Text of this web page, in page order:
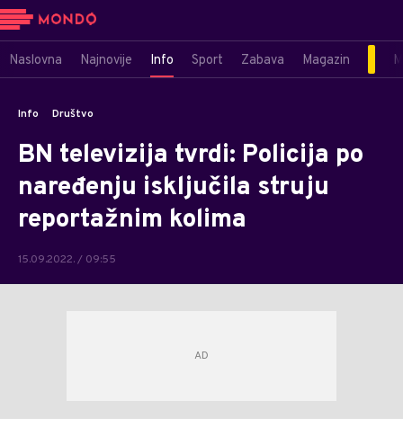
Naslovna Najnovije Info Sport Zabava Magazin
Info Društvo
BN televizija tvrdi: Policija po
naređenju isključila struju
reportažnim kolima
15.09.2022. / 09:55